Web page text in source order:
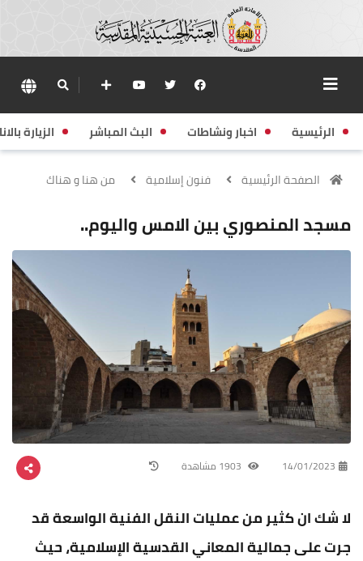
الرئيسية اخبار ونشاطات البث المباشر الزيارة
الصفحة الرئيسية فنون إسلامية من هنا و هناك
مسجد المنصوري بين الامس واليوم..
14/01/2023
لا شك ان كثير من عمليات النقل الفنية الواسعة قد
جرت على جمالية المعاني القدسية الإسلامية، حيث